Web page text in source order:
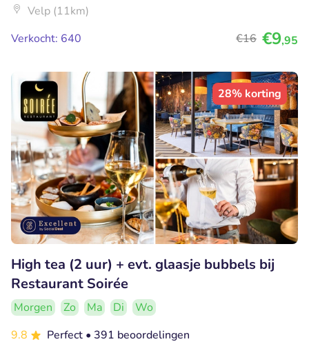
Velp (11km)
Verkocht: 640
€16 €9,95
28% korting
High tea (2 uur) + evt. glaasje bubbels bij
Restaurant Soirée
Morgen Zo Ma Di
Wo
9.8
Perfect • 391 beoordelingen